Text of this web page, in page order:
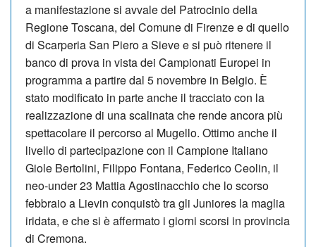
a manifestazione si avvale del Patrocinio della
Regione Toscana, del Comune di Firenze e di quello
di Scarperia San Piero a Sieve e si può ritenere il
banco di prova in vista dei Campionati Europei in
programma a partire dal 5 novembre in Belgio. È
stato modificato in parte anche il tracciato con la
realizzazione di una scalinata che rende ancora più
spettacolare il percorso al Mugello. Ottimo anche il
livello di partecipazione con il Campione Italiano
Giole Bertolini, Filippo Fontana, Federico Ceolin, il
neo-under 23 Mattia Agostinacchio che lo scorso
febbraio a Lievin conquistò tra gli Juniores la maglia
iridata, e che si è affermato i giorni scorsi in provincia
di Cremona.